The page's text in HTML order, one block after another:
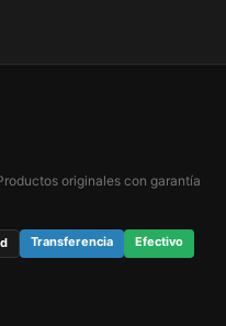
originales con garantía
Transferencia Efectivo